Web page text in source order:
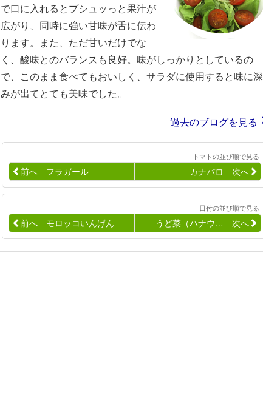
で口に入れるとプシュッっと果汁が
広がり、同時に強い甘味が舌に伝わ
ります。また、ただ甘いだけでな
く、酸味とのバランスも良好。味がしっかりとしているの
で、このまま食べてもおいしく、サラダに使用すると味に深
みが出てとても美味でした。
過去のブログを見る
トマトの並び順で見る
前へ フラガール カナバロ 次へ
日付の並び順で見る
前へ モロッコいんげん うど菜（ハナウ… 次へ